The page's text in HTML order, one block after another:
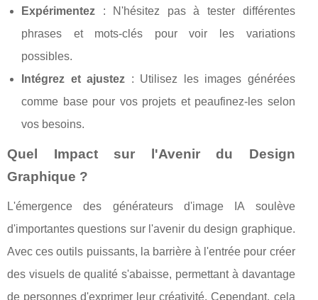
Expérimentez : N'hésitez pas à tester différentes
phrases et mots-clés pour voir les variations
possibles.
Intégrez et ajustez : Utilisez les images générées
comme base pour vos projets et peaufinez-les selon
vos besoins.
Quel Impact sur l'Avenir du Design
Graphique ?
L'émergence des générateurs d'image IA soulève
d'importantes questions sur l'avenir du design graphique.
Avec ces outils puissants, la barrière à l'entrée pour créer
des visuels de qualité s'abaisse, permettant à davantage
de personnes d'exprimer leur créativité. Cependant, cela